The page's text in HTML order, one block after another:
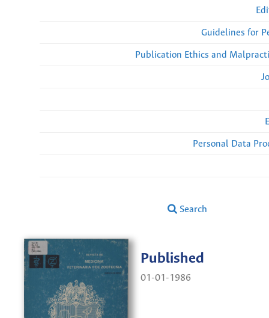
Guidelines for
Publication Ethics and
Personal Data
Search
Published
01-01-1986